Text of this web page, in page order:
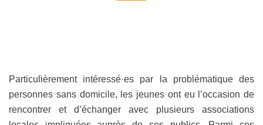
Particulièrement intéressé·es par la problématique des
personnes sans domicile, les jeunes ont eu l’occasion de
rencontrer et d’échanger avec plusieurs associations